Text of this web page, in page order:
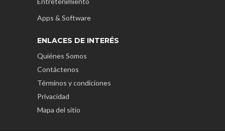
Apps & Software
ENLACES DE INTERÉS
Quiénes Somos
Contáctenos
Términos y condiciones
Privacidad
Mapa del sitio